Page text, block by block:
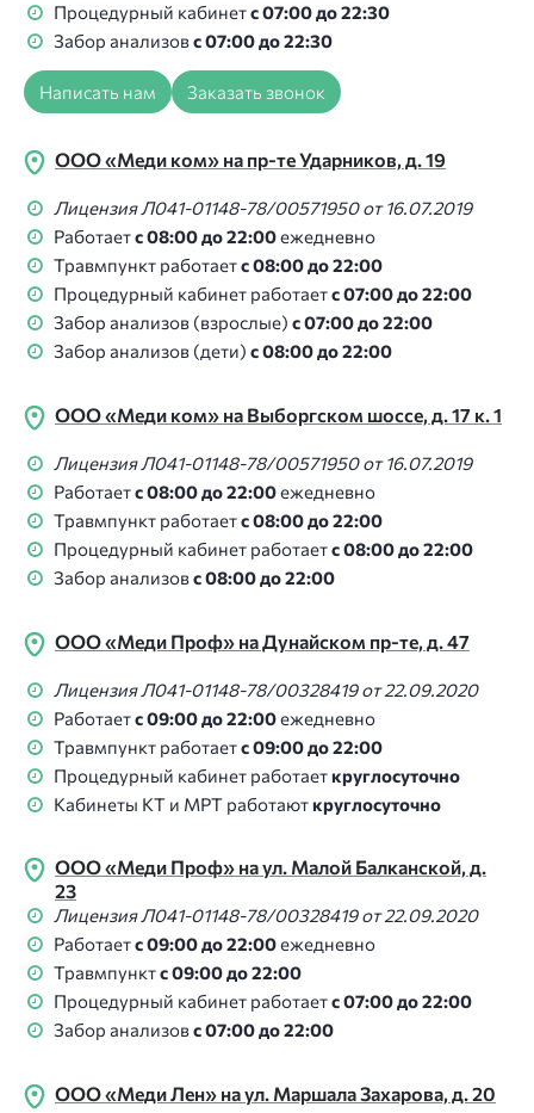
Процедурный кабинетс 07:00 до 22:30
Забор анализовс 07:00 до 22:30
Написать нам Заказать звонок
ООО «Меди ком» на пр-те Ударников, д. 19
Лицензия Л041-01148-78/00571950 от 16.07.2019
Работаетс 08:00 до 22:00ежедневно
Травмпункт работаетс 08:00 до 22:00
Процедурный кабинет работаетс 07:00 до 22:00
Забор анализов (взрослые) с 07:00 до 22:00
Забор анализов (дети) с 08:00 до 22:00
ООО «Меди ком» на Выборгском шоссе, д. 17 к. 1
Лицензия Л041-01148-78/00571950 от 16.07.2019
Работаетс 08:00 до 22:00ежедневно
Травмпункт работаетс 08:00 до 22:00
Процедурный кабинет работаетс 08:00 до 22:00
Забор анализовс 08:00 до 22:00
ООО «Меди Проф» на Дунайском пр-те, д. 47
Лицензия Л041-01148-78/00328419 от 22.09.2020
Работаетс 09:00 до 22:00ежедневно
Травмпункт работаетс 09:00 до 22:00
Процедурный кабинет работаеткруглосуточно
Кабинеты КТ и МРТ работаюткруглосуточно
ООО «Меди Проф» на ул. Малой Балканской, д.
23
Лицензия Л041-01148-78/00328419 от 22.09.2020
Работаетс 09:00 до 22:00ежедневно
Травмпунктс 09:00 до 22:00
Процедурный кабинет работаетс 07:00 до 22:00
Забор анализовс 07:00 до 22:00
ООО «Меди Лен» на ул. Маршала Захарова, д. 20